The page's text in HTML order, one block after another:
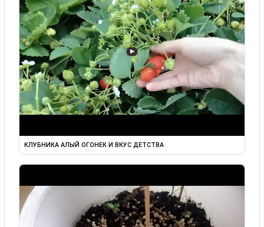
▶
КЛУБНИКА АЛЫЙ ОГОНЕК И ВКУС ДЕТСТВА